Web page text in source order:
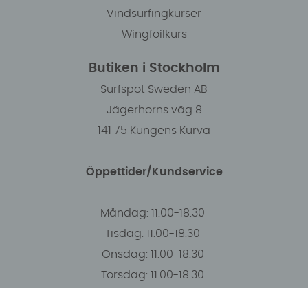
Vindsurfingkurser
Wingfoilkurs
Butiken i Stockholm
Surfspot Sweden AB
Jägerhorns väg 8
141 75 Kungens Kurva
Öppettider/Kundservice
Måndag: 11.00-18.30
Tisdag: 11.00-18.30
Onsdag: 11.00-18.30
Torsdag: 11.00-18.30